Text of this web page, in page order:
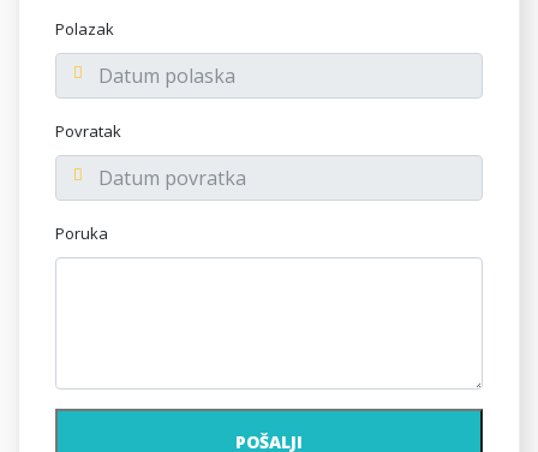
Polazak
Povratak
Poruka
POŠALJI